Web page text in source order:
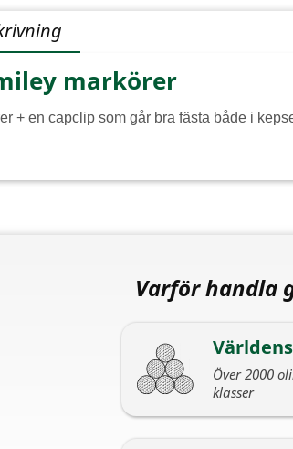
markörer
+ en capclip som går bra fästa både i
Varför handla
Över 2000
klasser